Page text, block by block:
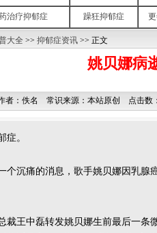
治疗抑郁症 躁狂抑郁症
大全 >> 抑郁症资讯 >> 正文
姚贝娜病
者：佚名 常识来源：本站原创 点击数：
症。
个沉痛的消息，歌手姚贝娜因乳腺
裁王中磊转发姚贝娜生前最后一